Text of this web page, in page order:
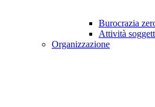
Burocrazia
Attività
Organizzazione